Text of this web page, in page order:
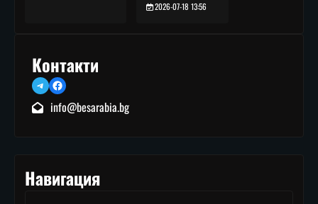
2026-07-18 13:56
Контакти
TelegramFacebook
info@besarabia.bg
Навигация